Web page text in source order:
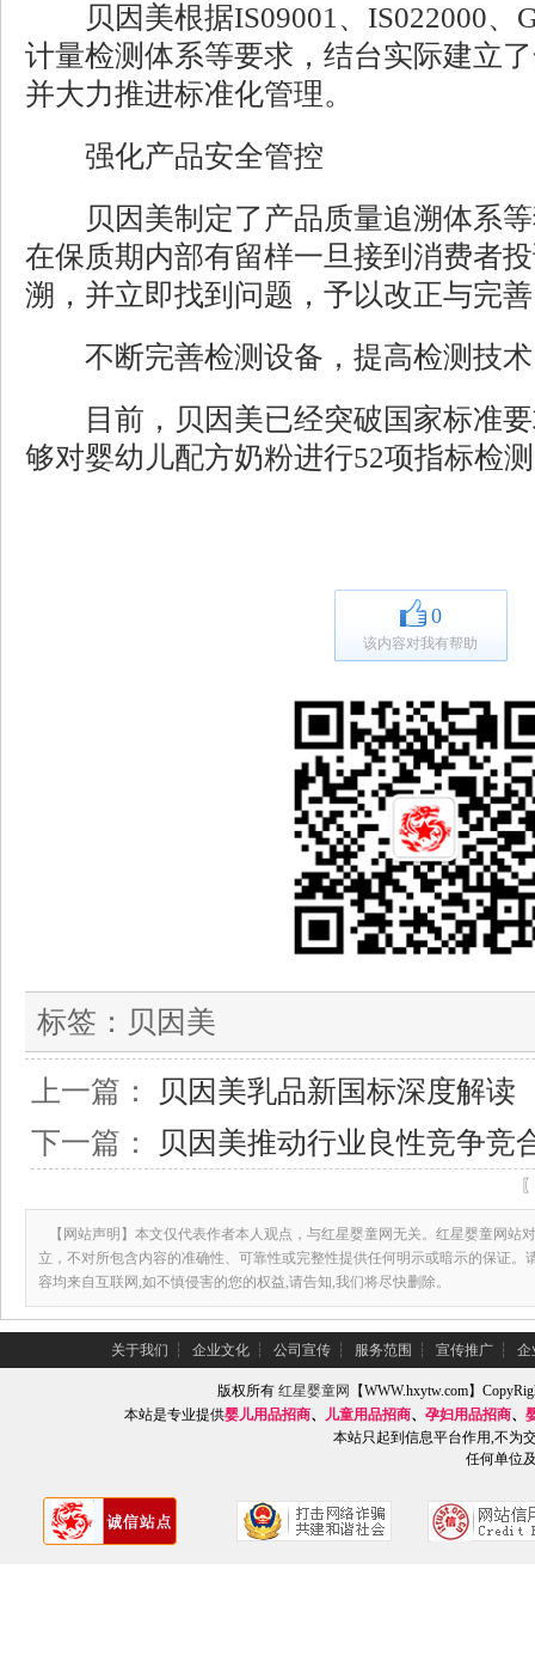
贝因美根据IS09001、IS022000、
计量检测体系等要求，结台实际建立
并大力推进标准化管理。
强化产品安全管控
贝因美制定了产品质量追溯体系等
在保质期内部有留样一旦接到消费者
溯，并立即找到问题，予以改正与完
不断完善检测设备，提高检测技术
目前，贝因美已经突破国家标准要
够对婴幼儿配方奶粉进行52项指标检
0
该内容对我有帮助
标签： 贝因美
上一篇：
贝因美乳品新国标深度解读
下一篇：
贝因美推动行业良性竞争竞
【网站声明】本文仅代表作者本人观点，与红星婴童网无关。红星婴童网站
立，不对所包含内容的准确性、可靠性或完整性提供任何明示或暗示的保证。
容均来自互联网,如不慎侵害的您的权益,请告知,我们将尽快删除。
关于我们 ┆ 企业文化 ┆ 公司宣传 ┆ 服务范围 ┆ 宣传推广 ┆ 企
版权所有红星婴童网
【WWW.hxytw.com】
本站是专业提供婴儿用品招商、 儿童用品招商、 孕妇用品招商、
本站只起到信息平台作用,不为
任何单位